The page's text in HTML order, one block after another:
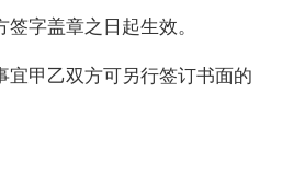
签字盖章之日起生效。
宜甲乙双方可另行签订书面的